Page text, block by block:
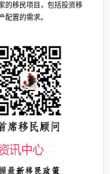
的移民项目，包括投资移
置的需求。